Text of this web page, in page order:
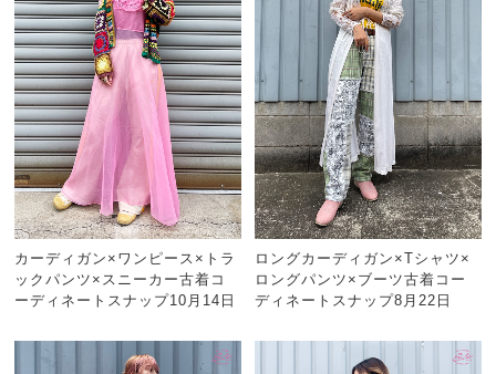
カーディガン×ワンピース×トラ
ックパンツ×スニーカー古着コ
ーディネートスナップ10月14日
ロングカーディガン×Tシャツ×
ロングパンツ×ブーツ古着コー
ディネートスナップ8月22日